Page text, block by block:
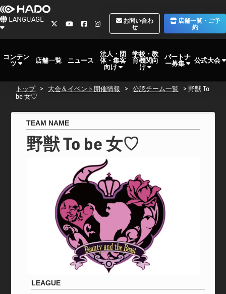
LANGUAGE
お問い合わ
せ
店舗一覧・ご予
約
コンテン
ツ 店舗一覧 ニュース
法人・団
体・集客
向け
学校・教
育機関向
け
パートナ
ー募集 公式大会
トップ > 大会＆イベント開催情報 > 公認チーム一覧
> 野獣 To
be 女♡
TEAM NAME
野獣 To be 女♡
LEAGUE